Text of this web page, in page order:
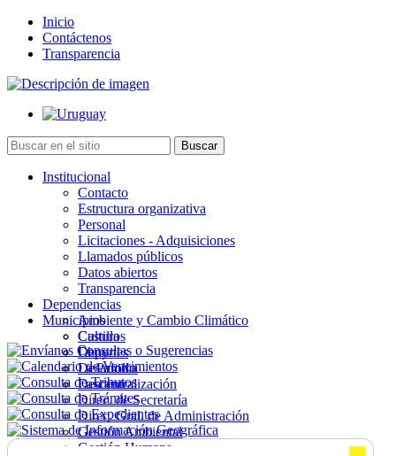
Inicio
Contáctenos
Transparencia
Institucional
Contacto
Estructura organizativa
Personal
Licitaciones - Adquisiciones
Llamados públicos
Datos abiertos
Transparencia
Dependencias
Ambiente y Cambio Climático
Cultura
Deportes
Desarrollo
Descentralización
Direc. de Secretaría
Direc. Gral. de Administración
Gestión Ambiental
Gestión Humana
Municipios
Castillos
Chuy
La Paloma
Lascano